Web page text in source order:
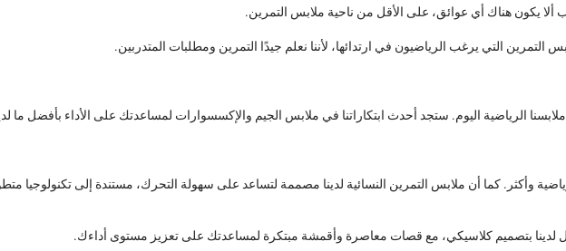
ألا يكون هناك أي عوائق، على الأقل من ناحية ملابس التمرين.
الرياضية اليوم. ستجد أحدث ابتكاراتنا في ملابس الجيم والإكسسوارات لمساعدتك على الأداء بأفضل ما
وأكثر. كما أن ملابس التمرين النسائية لدينا مصممة لتساعد على سهولة التحرك، مستندة إلى تكنولوجيا
لدينا بتصميم كلاسيكي، مع قصات معاصرة وأقمشة مبتكرة لمساعدتك على تعزيز مستوى أداءك.